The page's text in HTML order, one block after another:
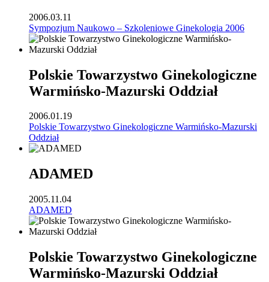
2006.03.11
Sympozjum Naukowo – Szkoleniowe Ginekologia 2006
Polskie Towarzystwo Ginekologiczne
Warmińsko-Mazurski Oddział
2006.01.19
Polskie Towarzystwo Ginekologiczne Warmińsko-Mazurski
Oddział
ADAMED
2005.11.04
ADAMED
Polskie Towarzystwo Ginekologiczne
Warmińsko-Mazurski Oddział